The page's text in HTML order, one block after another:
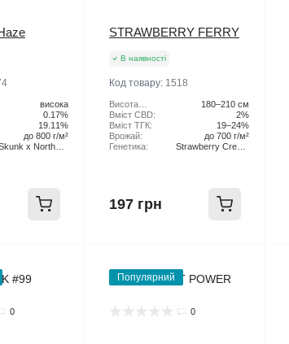
висока
0.17%
19.11%
до 800 г/м²
x Northern
STRAWBERRY FERRY
В наявності
Код товару: 1518
Висота
рослини:
180–210 см
Вміст CBD:
2%
Вміст ТГК:
19–24%
Врожай:
до 700 г/м²
Генетика:
Strawberry Cream
197 грн
0
Популярний
0